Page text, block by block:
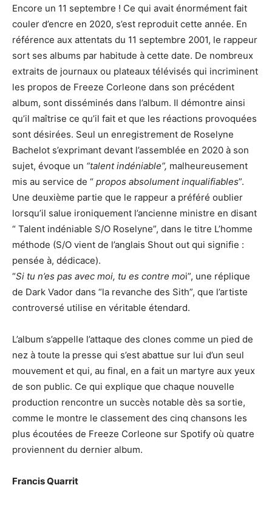
Encore un 11 septembre ! Ce qui avait énormément fait
couler d’encre en 2020, s’est reproduit cette année. En
référence aux attentats du 11 septembre 2001, le rappeur
sort ses albums par habitude à cette date. De nombreux
extraits de journaux ou plateaux télévisés qui incriminent
les propos de Freeze Corleone dans son précédent
album, sont disséminés dans l’album. Il démontre ainsi
qu’il maîtrise ce qu’il fait et que les réactions provoquées
sont désirées. Seul un enregistrement de Roselyne
Bachelot s’exprimant devant l’assemblée en 2020 à son
sujet, évoque un “talent indéniable”, malheureusement
mis au service de “ propos absolument inqualifiables”.
Une deuxième partie que le rappeur a préféré oublier
lorsqu’il salue ironiquement l’ancienne ministre en disant
“ Talent indéniable S/O Roselyne”, dans le titre L’homme
méthode (S/O vient de l’anglais Shout out qui signifie :
pensée à, dédicace).
“Si tu n’es pas avec moi, tu es contre moi”, une réplique
de Dark Vador dans “la revanche des Sith”, que l’artiste
controversé utilise en véritable étendard.
L’album s’appelle l’attaque des clones comme un pied de
nez à toute la presse qui s’est abattue sur lui d’un seul
mouvement et qui, au final, en a fait un martyre aux yeux
de son public. Ce qui explique que chaque nouvelle
production rencontre un succès notable dès sa sortie,
comme le montre le classement des cinq chansons les
plus écoutées de Freeze Corleone sur Spotify où quatre
proviennent du dernier album.
Francis Quarrit